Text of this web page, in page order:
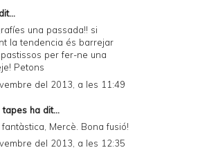
una passada!! si
la tendencia és barrejar
per fer-ne una
Petons
del 2013, a les 11:49
tapes ha dit...
Mercè. Bona fusió!
del 2013, a les 12:35